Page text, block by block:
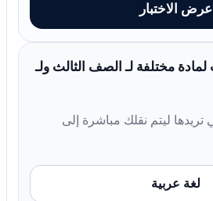
عرض الاختبار
مختلفة لـ الصف الثالث ولـ
ليتم نقلك مباشرة إلى
لغة عربية